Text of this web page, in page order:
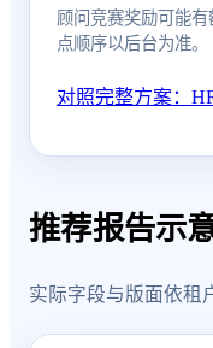
顾问竞赛奖励可能
点顺序以后台为准。
对照完整方案：
推荐报告示
实际字段与版面依租